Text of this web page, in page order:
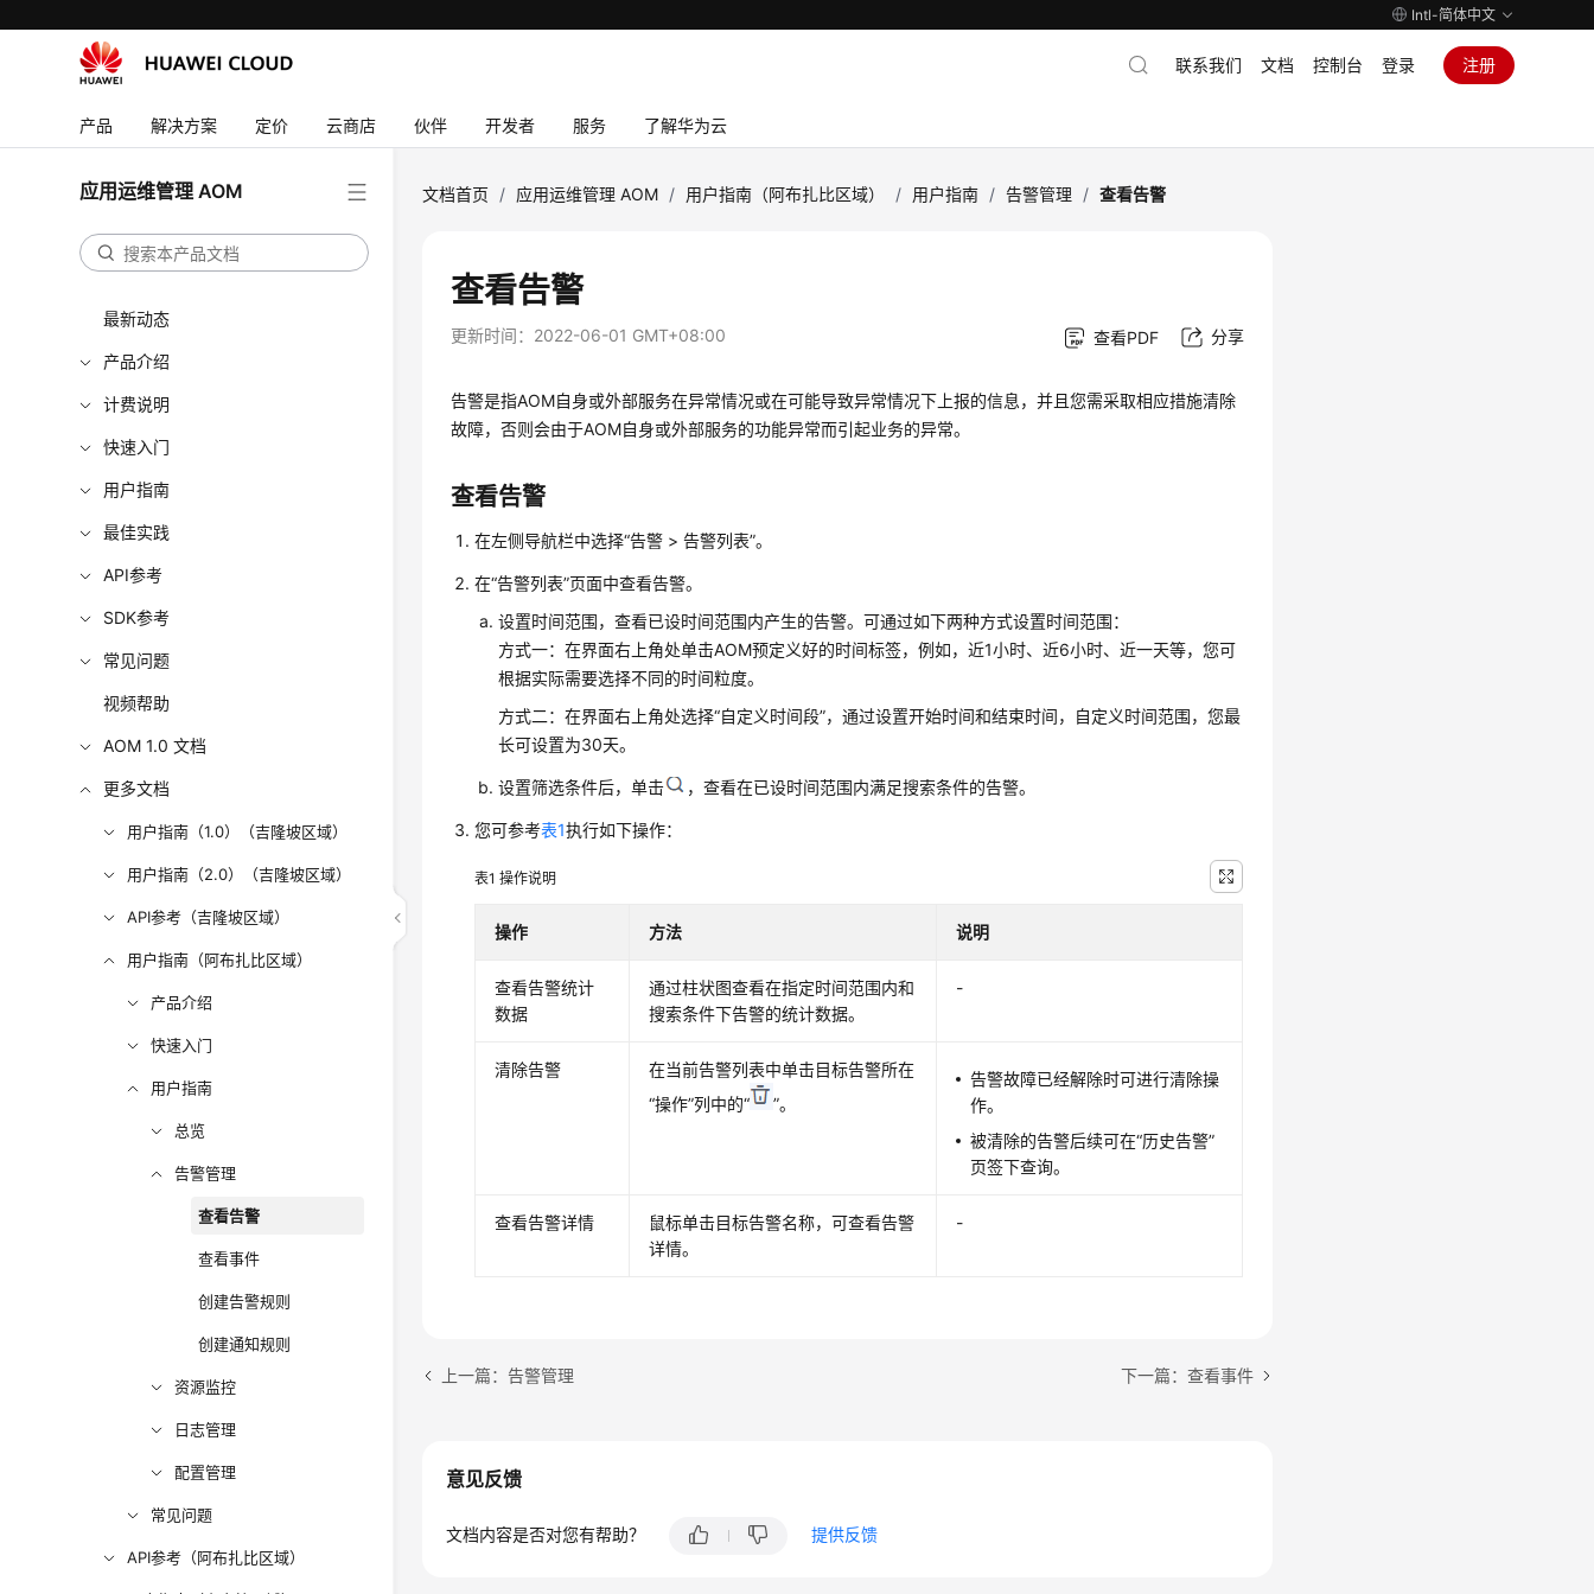
Intl-简体中文
产品 解决方案 定价 云商店 伙伴 开发者 服务 了解华为云
联系我们 文档 控制台 登录 注册
应用运维管理 AOM
最新动态
产品介绍
计费说明
快速入门
用户指南
最佳实践
API参考
SDK参考
常见问题
视频帮助
AOM 1.0 文档
更多文档
用户指南（1.0）（吉隆坡区域）
用户指南（2.0）（吉隆坡区域）
API参考（吉隆坡区域）
用户指南（阿布扎比区域）
产品介绍
快速入门
用户指南
总览
告警管理
查看告警
查看事件
创建告警规则
创建通知规则
资源监控
日志管理
配置管理
常见问题
API参考（阿布扎比区域）
文档首页 / 应用运维管理 AOM / 用户指南（阿布扎比区域） / 用户指南 / 告警管理 / 查看告警
查看告警
更新时间： 2022-06-01 GMT+08:00 查看PDF 分享
告警是指AOM自身或外部服务在异常情况或在可能导致异常情况下上报的信息，并且您需采取相应措施清除
故障，否则会由于AOM自身或外部服务的功能异常而引起业务的异常。
查看告警
在左侧导航栏中选择“告警 > 告警列表”。
在“告警列表”页面中查看告警。
设置时间范围，查看已设时间范围内产生的告警。可通过如下两种方式设置时间范围：
方式一：在界面右上角处单击AOM预定义好的时间标签，例如，近1小时、近6小时、近一天等，您可
根据实际需要选择不同的时间粒度。
方式二：在界面右上角处选择“自定义时间段”，通过设置开始时间和结束时间，自定义时间范围，您最
长可设置为30天。
设置筛选条件后，单击 ，查看在已设时间范围内满足搜索条件的告警。
您可参考表1执行如下操作：
表1操作说明
操作 方法 说明
查看告警统计
数据
通过柱状图查看在指定时间范围内和
搜索条件下告警的统计数据。
-
清除告警
在当前告警列表中单击目标告警所在
“操作”列中的“
”。
告警故障已经解除时可进行清除操
作。
被清除的告警后续可在“历史告警”
页签下查询。
查看告警详情
鼠标单击目标告警名称，可查看告警
详情。
-
上一篇：告警管理 下一篇：查看事件
意见反馈
文档内容是否对您有帮助？ 提供反馈